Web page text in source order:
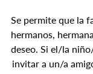
Se permite que la
hermanos,
deseo. Si el/la
invitar a un/a